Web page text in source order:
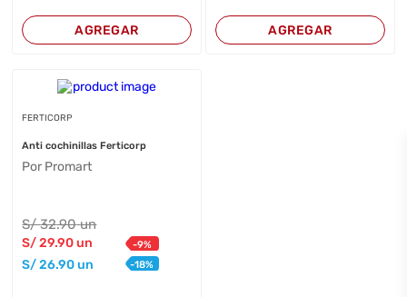
AGREGAR AGREGAR
FERTICORP
Anti cochinillas Ferticorp
Por Promart
S/32.90 un
S/29.90 un -9%
S/26.90 un -18%